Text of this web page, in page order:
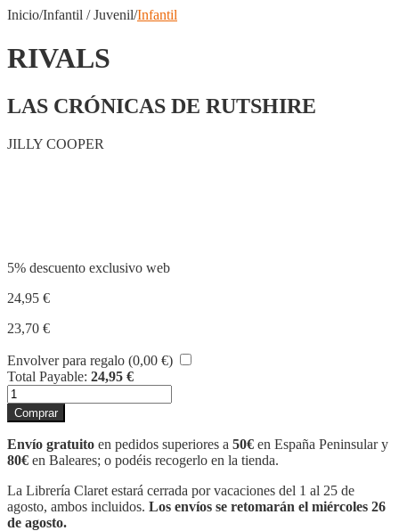
Inicio/Infantil / Juvenil/Infantil
RIVALS
LAS CRÓNICAS DE RUTSHIRE
JILLY COOPER
5% descuento exclusivo web
24,95 €
23,70 €
Envolver para regalo (0,00 €)
Total Payable: 24,95 €
RIVALS
cantidad
Comprar
Envío gratuito en pedidos superiores a 50€ en España Peninsular y
80€ en Baleares; o podéis recogerlo en la tienda.
La Librería Claret estará cerrada por vacaciones del 1 al 25 de
agosto, ambos incluidos. Los envíos se retomarán el miércoles 26
de agosto.